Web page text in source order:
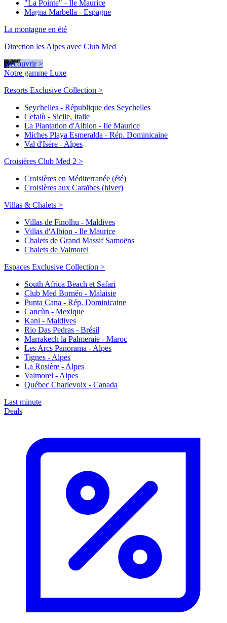
"La Pointe" - Ile Maurice
Magna Marbella - Espagne
La montagne en été
Direction les Alpes avec Club Med
Découvrir >
Notre gamme Luxe
Resorts Exclusive Collection >
Seychelles - République des Seychelles
Cefalù - Sicile, Italie
La Plantation d'Albion - Ile Maurice
Miches Playa Esmeralda - Rép. Dominicaine
Val d'Isère - Alpes
Croisières Club Med 2 >
Croisières en Méditerranée (été)
Croisières aux Caraïbes (hiver)
Villas & Chalets >
Villas de Finolhu - Maldives
Villas d'Albion - Ile Maurice
Chalets de Grand Massif Samoëns
Chalets de Valmorel
Espaces Exclusive Collection >
South Africa Beach et Safari
Club Med Bornéo - Malaisie
Punta Cana - Rép. Dominicaine
Cancùn - Mexique
Kani - Maldives
Rio Das Pedras - Brésil
Marrakech la Palmeraie - Maroc
Les Arcs Panorama - Alpes
Tignes - Alpes
La Rosière - Alpes
Valmorel - Alpes
Québec Charlevoix - Canada
Last minute
Deals